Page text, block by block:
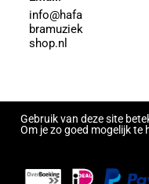
Aitken
Aitken, Robert
Al Hirt
Al-Odeh, Simon
4,5 (3e divisie)
4.5
6
7
43497
info@hafa
bramuziek
shop.nl
Gebruik van deze site
Om je zo goed mogelijk